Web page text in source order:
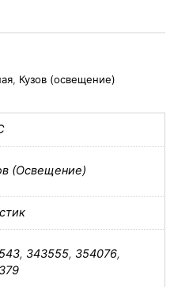
, Кузов (освещение)
(Освещение)
, 343555, 354076,